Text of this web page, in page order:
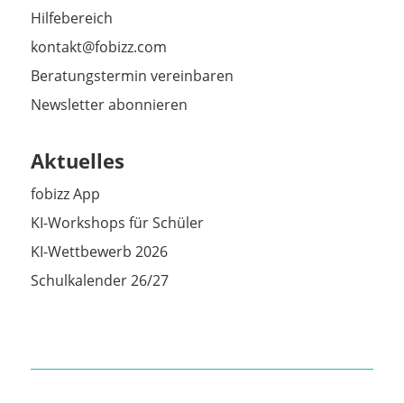
Hilfebereich
kontakt@fobizz.com
Beratungstermin vereinbaren
Newsletter abonnieren
Aktuelles
fobizz App
KI-Workshops für Schüler
KI-Wettbewerb 2026
Schulkalender 26/27